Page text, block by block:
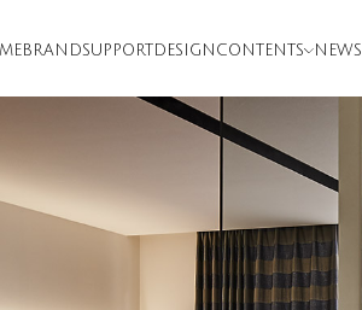
BRANDSUPPORT DESIGN CONTENTS NEWS